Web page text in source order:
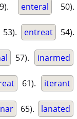
enteral 50).
53). entreat 54).
57). inarmed
61). iterant
65). lanated